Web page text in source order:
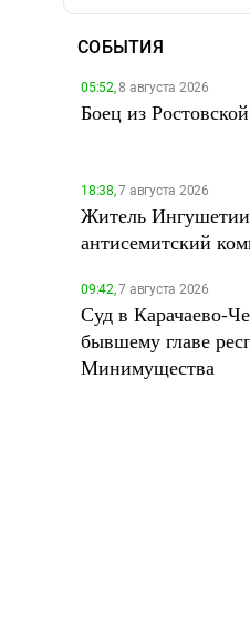
СОБЫТИЯ
05:52,8 августа 2026
Боец из
18:38,7 августа 2026
Житель
антисемитский
09:42,7 августа 2026
Суд в Карачаево-
бывшему главе
Минимущества